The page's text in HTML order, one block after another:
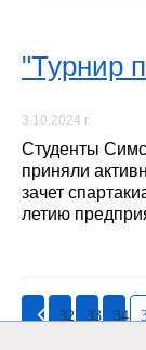
"Турнир
3.10.2024 г.
Студенты
приняли
зачет
летию
32 33 34